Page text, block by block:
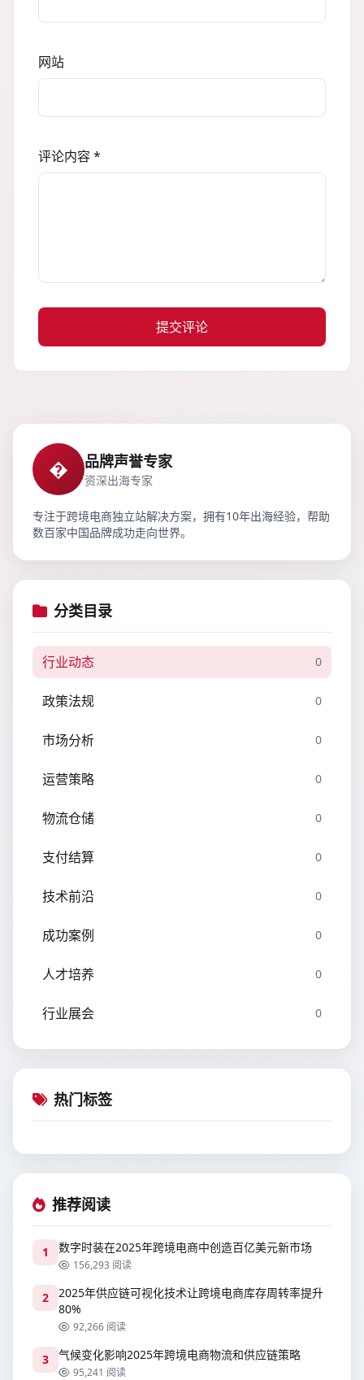
网站
评论内容 *
提交评论
� 品牌声誉专家
资深出海专家
专注于跨境电商独立站解决方案，拥有10年出海经验，帮助
数百家中国品牌成功走向世界。
分类目录
行业动态 0
政策法规 0
市场分析 0
运营策略 0
物流仓储 0
支付结算 0
技术前沿 0
成功案例 0
人才培养 0
行业展会 0
热门标签
推荐阅读
1 数字时装在2025年跨境电商中创造百亿美元新市场
156,293 阅读
2
2025年供应链可视化技术让跨境电商库存周转率提升
80%
92,266 阅读
3 气候变化影响2025年跨境电商物流和供应链策略
95,241 阅读